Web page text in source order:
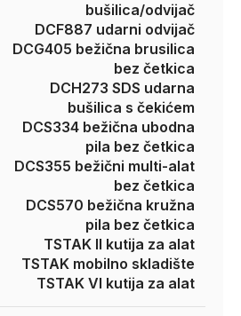
bušilica/odvijač
DCF887 udarni odvijač
DCG405 bežična brusilica
bez četkica
DCH273 SDS udarna
bušilica s čekićem
DCS334 bežična ubodna
pila bez četkica
DCS355 bežični multi-alat
bez četkica
DCS570 bežična kružna
pila bez četkica
TSTAK II kutija za alat
TSTAK mobilno skladište
TSTAK VI kutija za alat